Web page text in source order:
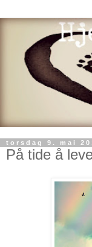
torsdag 9. mai
På tide å